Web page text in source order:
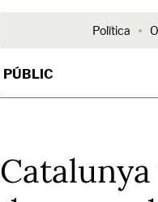
Política
PÚBLIC